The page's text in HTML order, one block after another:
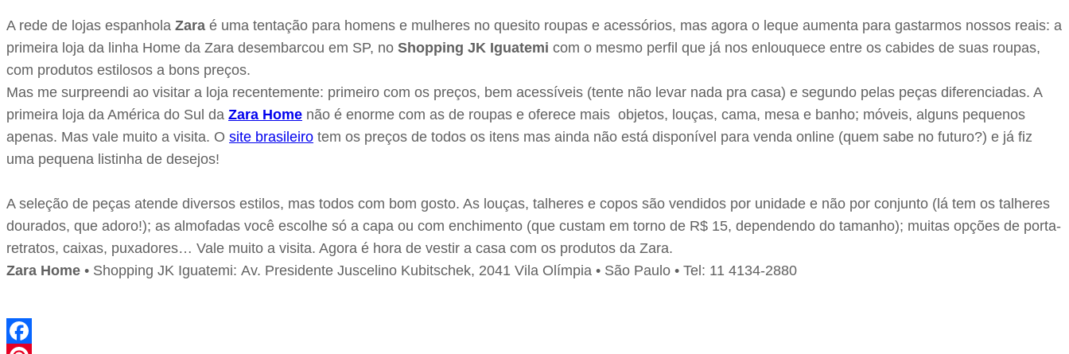
A rede de lojas espanhola Zara é uma tentação para homens e mulheres no quesito roupas e acessórios, mas agora o leque aumenta para gastarmos nossos reais: a
primeira loja da linha Home da Zara desembarcou em SP, no Shopping JK Iguatemi com o mesmo perfil que já nos enlouquece entre os cabides de suas roupas,
com produtos estilosos a bons preços.
Mas me surpreendi ao visitar a loja recentemente: primeiro com os preços, bem acessíveis (tente não levar nada pra casa) e segundo pelas peças diferenciadas. A
primeira loja da América do Sul da Zara Home não é enorme com as de roupas e oferece mais objetos, louças, cama, mesa e banho; móveis, alguns pequenos
apenas. Mas vale muito a visita. O site brasileiro tem os preços de todos os itens mas ainda não está disponível para venda online (quem sabe no futuro?) e já fiz
uma pequena listinha de desejos!
A seleção de peças atende diversos estilos, mas todos com bom gosto. As louças, talheres e copos são vendidos por unidade e não por conjunto (lá tem os talheres
dourados, que adoro!); as almofadas você escolhe só a capa ou com enchimento (que custam em torno de R$ 15, dependendo do tamanho); muitas opções de porta-
retratos, caixas, puxadores… Vale muito a visita. Agora é hora de vestir a casa com os produtos da Zara.
Zara Home • Shopping JK Iguatemi: Av. Presidente Juscelino Kubitschek, 2041 Vila Olímpia • São Paulo • Tel: 11 4134-2880